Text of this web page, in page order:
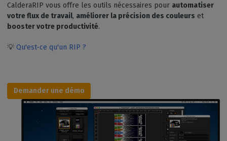
CalderaRIP vous offre les outils nécessaires pour automatiser
votre flux de travail, améliorer la précision des couleurs et
booster votre productivité.
💡 Qu'est-ce qu'un RIP ?
Demander une démo